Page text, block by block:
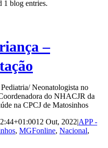
1 blog entries.
–
Neonatologista no
do NHACJR da
na CPCJ de Matosinhos
12 Out, 2022|APP -
, MGFonline, Nacional,